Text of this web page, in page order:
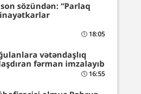
sözündən: “Parlaq
18:05
vətəndaşlıq
fərman imzalayıb
16:55